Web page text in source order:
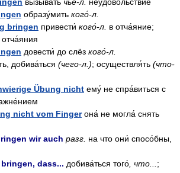
образу́мить кого́-л.
bringen привести́ кого́-л. в отча́яние;
отча́яния
довести́ до слёз кого́-л.
добива́ться (чего-л.); осуществля́ть (что-
Übung nicht ему́ не спра́виться с
nicht vom Fingerона́ не могла́ снять
wir auch разг. на что они́ спосо́бны,
dass... добива́ться того́ , что... ;